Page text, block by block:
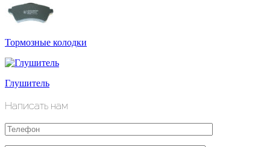
Тормозные колодки
Глушитель
Написать нам